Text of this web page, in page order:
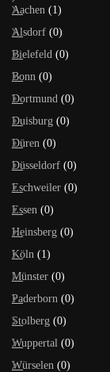
Aachen (1)
Alsdorf (0)
Bielefeld (0)
Bonn (0)
Dortmund (0)
Duisburg (0)
Düren (0)
Düsseldorf (0)
Eschweiler (0)
Essen (0)
Heinsberg (0)
Köln (1)
Münster (0)
Paderborn (0)
Stolberg (0)
Wuppertal (0)
Würselen (0)